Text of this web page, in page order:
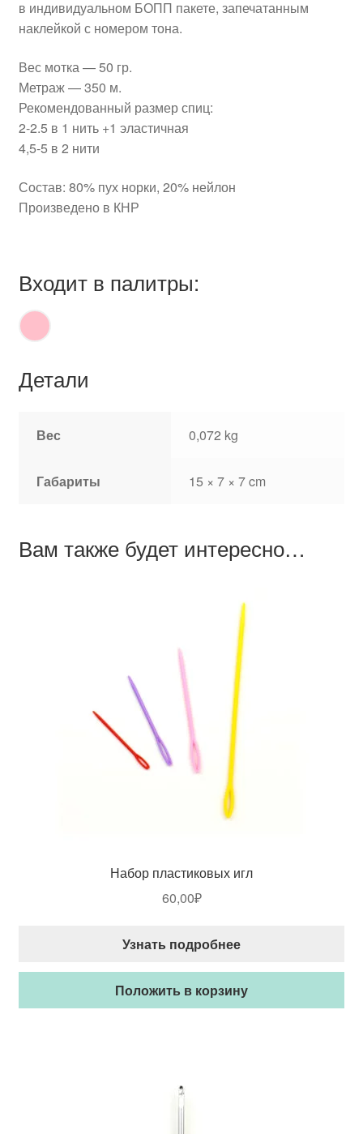
в индивидуальном БОПП пакете, запечатанным
наклейкой с номером тона.
Вес мотка — 50 гр.
Метраж — 350 м.
Рекомендованный размер спиц:
2-2.5 в 1 нить +1 эластичная
4,5-5 в 2 нити
Состав: 80% пух норки, 20% нейлон
Произведено в КНР
Входит в палитры:
Детали
Вес 0,072 kg
Габариты 15 × 7 × 7 cm
Вам также будет интересно…
Набор пластиковых игл
60,00₽
Узнать подробнее
Положить в корзину